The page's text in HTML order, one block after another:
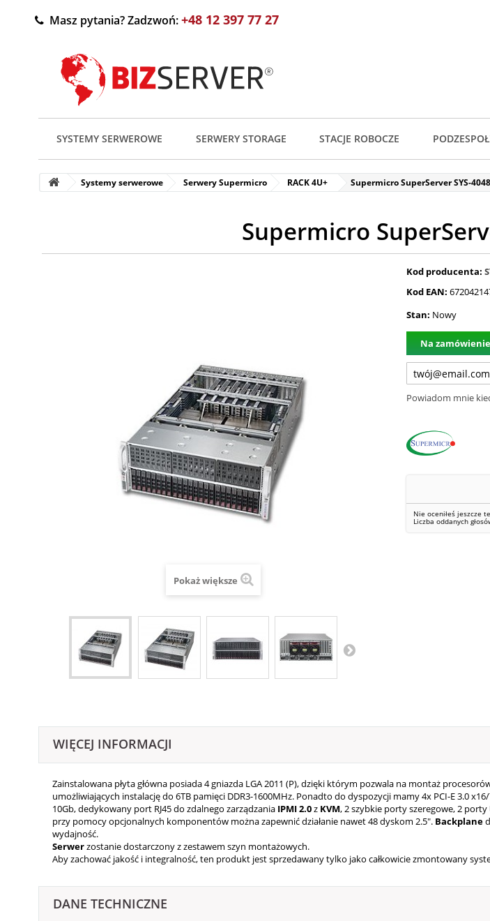
Masz pytania? Zadzwoń:+48 12 397 77 27
SYSTEMY SERWEROWE SERWERY STORAGE STACJE ROBOCZE
Systemy serwerowe Serwery Supermicro RACK 4U+ Supermicro SuperServer SYS-
Supermicro
Pokaż większe
Kod producenta:
Kod EAN:
Stan: Nowy
Na zamówienie
Powiadom mnie
Nie oceniłeś jeszcze
Liczba oddanych
WIĘCEJ INFORMACJI
Zainstalowana płyta główna posiada 4 gniazda LGA 2011 (P), dzięki którym pozwala na montaż
umożliwiających instalację do 6TB pamięci DDR3-1600MHz. Ponadto do dyspozycji mamy 4x PCI-E 3.0 x16/
10Gb, dedykowany port RJ45 do zdalnego zarządzania IPMI 2.0z KVM, 2 szybkie porty szeregowe, 2 porty
przy pomocy opcjonalnych komponentów można zapewnić działanie nawet 48 dyskom 2.5". Backplane
wydajność.
Serwerzostanie dostarczony z zestawem szyn montażowych.
Aby zachować jakość i integralność, ten produkt jest sprzedawany tylko jako całkowicie zmontowany
DANE TECHNICZNE